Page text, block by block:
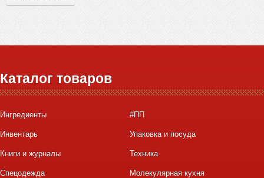
Каталог товаров
Ингредиенты #ПП
Инвентарь Упаковка и посуда
Книги и журналы Техника
Спецодежда Молекулярная кухня